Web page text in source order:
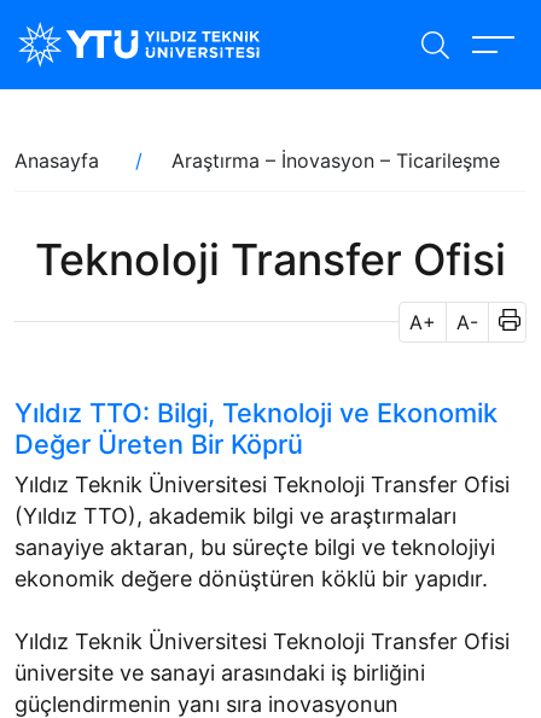
içeriğe
Sayfa
yolu
Anasayfa Araştırma – İnovasyon – Ticarileşme
Teknoloji Transfer Ofisi
A+ A-
Yıldız TTO: Bilgi, Teknoloji ve Ekonomik
Değer Üreten Bir Köprü
Yıldız Teknik Üniversitesi Teknoloji Transfer Ofisi
(Yıldız TTO), akademik bilgi ve araştırmaları
sanayiye aktaran, bu süreçte bilgi ve teknolojiyi
ekonomik değere dönüştüren köklü bir yapıdır.
Yıldız Teknik Üniversitesi Teknoloji Transfer Ofisi
üniversite ve sanayi arasındaki iş birliğini
güçlendirmenin yanı sıra inovasyonun